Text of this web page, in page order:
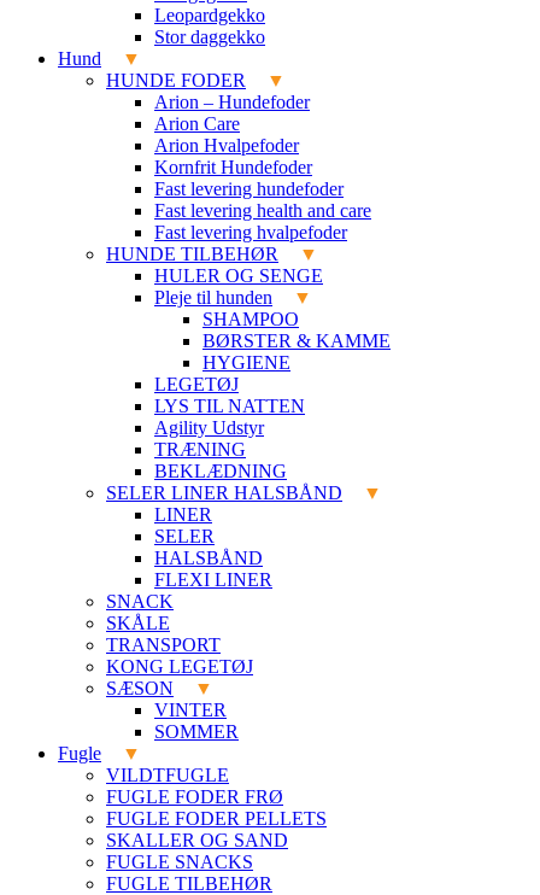
Leopardgekko
Stor daggekko
Hund
HUNDE FODER
Arion – Hundefoder
Arion Care
Arion Hvalpefoder
Kornfrit Hundefoder
Fast levering hundefoder
Fast levering health and care
Fast levering hvalpefoder
HUNDE TILBEHØR
HULER OG SENGE
Pleje til hunden
SHAMPOO
BØRSTER & KAMME
HYGIENE
LEGETØJ
LYS TIL NATTEN
Agility Udstyr
TRÆNING
BEKLÆDNING
SELER LINER HALSBÅND
LINER
SELER
HALSBÅND
FLEXI LINER
SNACK
SKÅLE
TRANSPORT
KONG LEGETØJ
SÆSON
VINTER
SOMMER
Fugle
VILDTFUGLE
FUGLE FODER FRØ
FUGLE FODER PELLETS
SKALLER OG SAND
FUGLE SNACKS
FUGLE TILBEHØR